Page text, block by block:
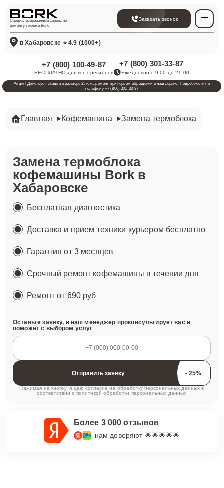
Специализированный сервис по
ремонту техники Bork
Заказать звонок
в Хабаровске ⭐ 4.9 (1000+)
+7 (800) 100-49-87
БЕСПЛАТНО для всех регионов
+7 (800) 301-33-87
Ежедневно с 9:00 до 21:00
Акция! Действует скидка в размере 25% на ремонт при первом обращении в наш сервис. Подробности по
телефону +7 (800) 301-33-87
Главная Кофемашина Замена термоблока
Замена термоблока
кофемашины Borkв
Хабаровске
Бесплатная диагностика
Доставка и прием техники курьером бесплатно
Гарантия от 3 месяцев
Срочный ремонт кофемашины в течении дня
Ремонтот 690 руб
Оставьте заявку, и наш менеджер проконсультирует вас и
поможет с выбором услуг
Отправить заявку
Нажимая на кнопку, я даю согласие на обработку персональных данных в
соответствии с политикой обработки персональных данных
Более 3 000 отзывов
нам доверяют 🌟🌟🌟🌟🌟